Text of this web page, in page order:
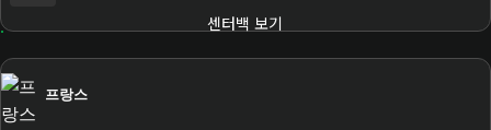
센터백 보기
프랑스